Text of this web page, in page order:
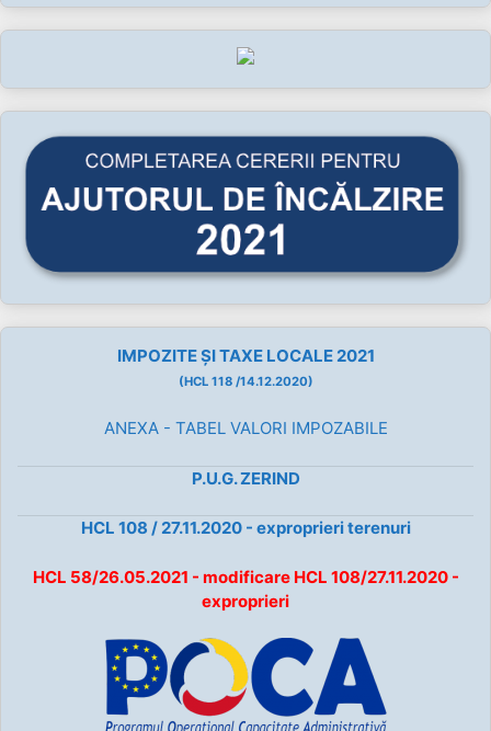
IMPOZITE ȘI TAXE LOCALE 2021
(HCL 118 /14.12.2020)
ANEXA - TABEL VALORI IMPOZABILE
P.U.G. ZERIND
HCL 108 / 27.11.2020 - exproprieri terenuri
HCL 58/26.05.2021 - modificare HCL 108/27.11.2020 -
exproprieri